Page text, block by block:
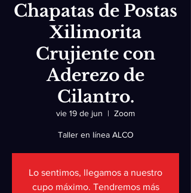
Chapatas de Postas
Xilimorita
Crujiente con
Aderezo de
Cilantro.
vie 19 de jun
  |
Zoom
Taller en línea ALCO
Lo sentimos, llegamos a nuestro
cupo máximo. Tendremos más